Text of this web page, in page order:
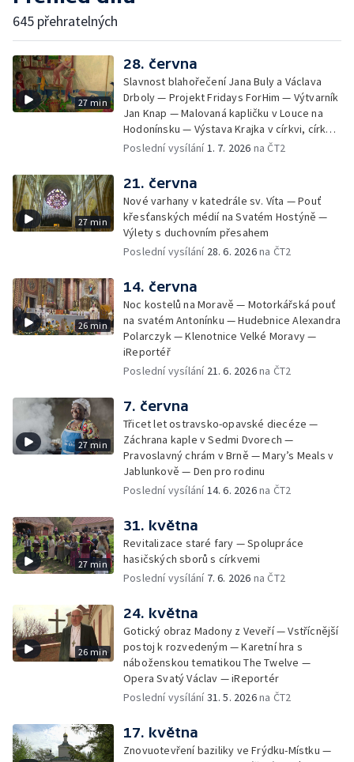
645 přehratelných
27 min
28. června
Slavnost blahořečení Jana Buly a Václava
Drboly — Projekt Fridays ForHim — Výtvarník
Jan Knap — Malovaná kapličku v Louce na
Hodonínsku — Výstava Krajka v církvi, církev
v krajce, krajka v liturgickém umění —
Poslední vysílání 1. 7. 2026 na ČT2
27 min
21. června
Nové varhany v katedrále sv. Víta — Pouť
křesťanských médií na Svatém Hostýně —
Výlety s duchovním přesahem
Poslední vysílání 28. 6. 2026na ČT2
26 min
14. června
Noc kostelů na Moravě — Motorkářská pouť
na svatém Antonínku — Hudebnice Alexandra
Polarczyk — Klenotnice Velké Moravy —
iReportéř
Poslední vysílání 21. 6. 2026na ČT2
27 min
7. června
Třicet let ostravsko-opavské diecéze —
Záchrana kaple v Sedmi Dvorech —
Pravoslavný chrám v Brně — Mary’s Meals v
Jablunkově — Den pro rodinu
Poslední vysílání 14. 6. 2026na ČT2
27 min
31. května
Revitalizace staré fary — Spolupráce
hasičských sborů s církvemi
Poslední vysílání 7. 6. 2026 na ČT2
26 min
24. května
Gotický obraz Madony z Veveří — Vstřícnější
postoj k rozvedeným — Karetní hra s
náboženskou tematikou The Twelve —
Opera Svatý Václav — iReportér
Poslední vysílání31. 5. 2026na ČT2
17. května
Znovuotevření baziliky ve Frýdku-Místku —